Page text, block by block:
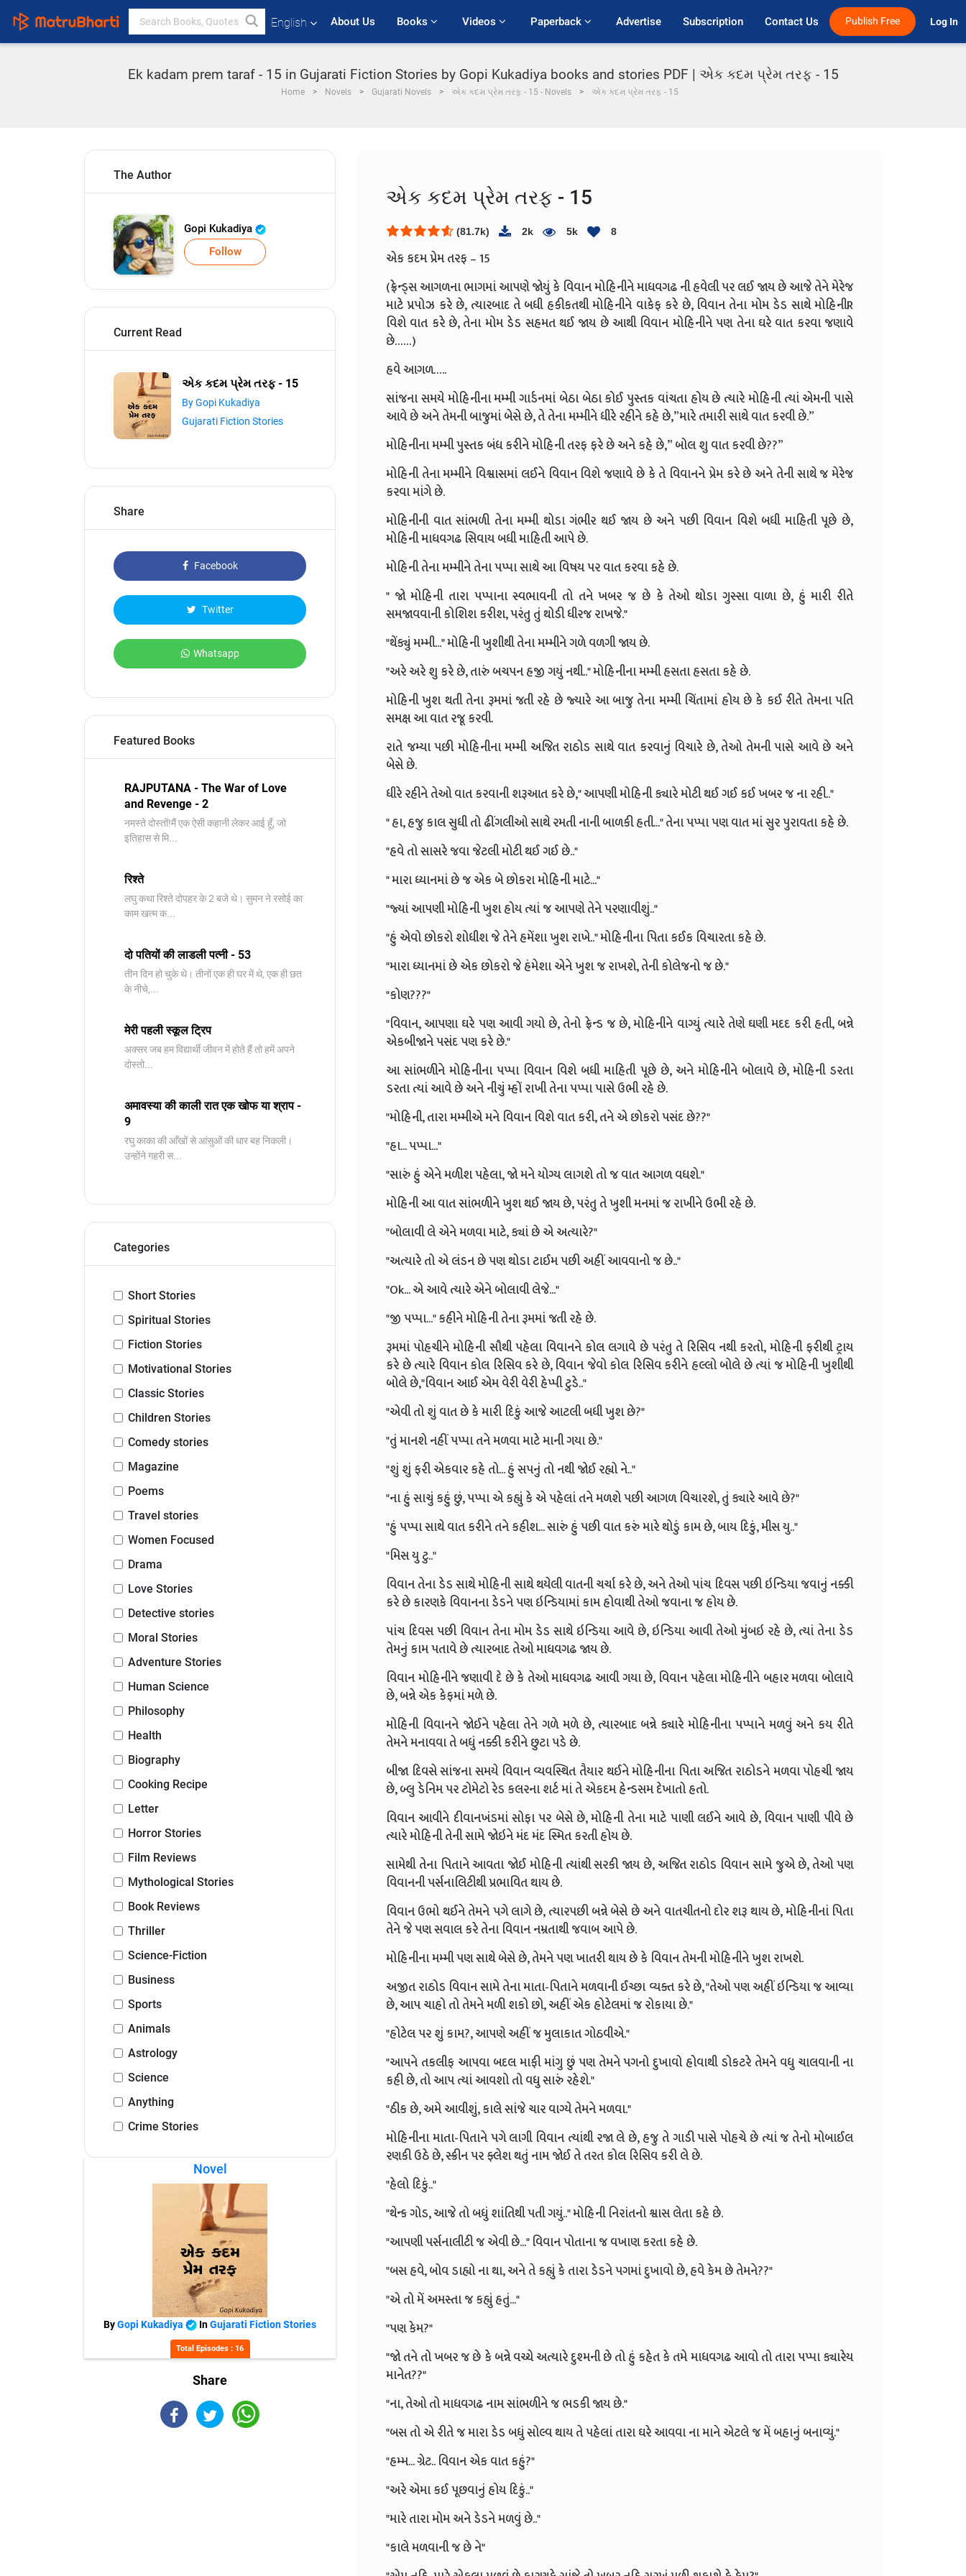
English About Us Books Videos Paperback Advertise Subscription Contact Us Publish Free Log In
Ek kadam prem taraf - 15 in Gujarati Fiction Stories by Gopi Kukadiya books and stories PDF | એક કદમ પ્રેમ તરફ - 15
Home Novels Gujarati Novels એક કદમ પ્રેમ તરફ - 15 - Novels એક કદમ પ્રેમ તરફ - 15
The Author
Gopi Kukadiya
Follow
Current Read
એક કદમ પ્રેમ તરફ - 15
By Gopi Kukadiya
Gujarati Fiction Stories
Share
Facebook
Twitter
Whatsapp
Featured Books
RAJPUTANA - The War of Love
and Revenge - 2
नमस्ते दोस्तों!मैं एक ऐसी कहानी लेकर आई हूँ, जो
इतिहास से मि...
रिश्ते
लघु कथा रिश्ते दोपहर के 2 बजे थे। सुमन ने रसोई का
काम खत्म क...
दो पतियों की लाडली पत्नी - 53
तीन दिन हो चुके थे। तीनों एक ही घर में थे, एक ही छत
के नीचे,...
मेरी पहली स्कूल ट्रिप
अक्सर जब हम विद्यार्थी जीवन में होते हैं तो हमें अपने
दोस्तो...
अमावस्या की काली रात एक खोफ या श्राप -
9
रघु काका की आँखों से आंसुओं की धार बह निकली।
उन्होंने गहरी स...
Categories
Short Stories
Spiritual Stories
Fiction Stories
Motivational Stories
Classic Stories
Children Stories
Comedy stories
Magazine
Poems
Travel stories
Women Focused
Drama
Love Stories
Detective stories
Moral Stories
Adventure Stories
Human Science
Philosophy
Health
Biography
Cooking Recipe
Letter
Horror Stories
Film Reviews
Mythological Stories
Book Reviews
Thriller
Science-Fiction
Business
Sports
Animals
Astrology
Science
Anything
Crime Stories
Novel
ByGopi Kukadiya InGujarati Fiction Stories
Total Episodes : 16
Share
એક કદમ પ્રેમ તરફ - 15
(81.7k) 2k 5k 8
એક કદમ પ્રેમ તરફ – 15
(ફ્રેન્ડ્સ આગળના ભાગમાં આપણે જોયું કે વિવાન મોહિનીને માધવગઢ ની હવેલી પર લઈ જાય છે આજે તેને મેરેજ
માટે પ્રપોઝ કરે છે, ત્યારબાદ તે બધી હકીકતથી મોહિનીને વાકેફ કરે છે, વિવાન તેના મોમ ડેડ સાથે મોહિનીR
વિશે વાત કરે છે, તેના મોમ ડેડ સહમત થઈ જાય છે આથી વિવાન મોહિનીને પણ તેના ઘરે વાત કરવા જણાવે
છે……)
હવે આગળ…..
સાંજના સમયે મોહિનીના મમ્મી ગાર્ડનમાં બેઠા બેઠા કોઈ પુસ્તક વાંચતા હોય છે ત્યારે મોહિની ત્યાં એમની પાસે
આવે છે અને તેમની બાજુમાં બેસે છે, તે તેના મમ્મીને ધીરે રહીને કહે છે,”મારે તમારી સાથે વાત કરવી છે.”
મોહિનીના મમ્મી પુસ્તક બંધ કરીને મોહિની તરફ ફરે છે અને કહે છે,” બોલ શુ વાત કરવી છે??”
મોહિની તેના મમ્મીને વિશ્વાસમાં લઈને વિવાન વિશે જણાવે છે કે તે વિવાનને પ્રેમ કરે છે અને તેની સાથે જ મેરેજ
કરવા માંગે છે.
મોહિનીની વાત સાંભળી તેના મમ્મી થોડા ગંભીર થઈ જાય છે અને પછી વિવાન વિશે બધી માહિતી પૂછે છે,
મોહિની માધવગઢ સિવાય બધી માહિતી આપે છે.
મોહિની તેના મમ્મીને તેના પપ્પા સાથે આ વિષય પર વાત કરવા કહે છે.
" જો મોહિની તારા પપ્પાના સ્વભાવની તો તને ખબર જ છે કે તેઓ થોડા ગુસ્સા વાળા છે, હું મારી રીતે
સમજાવવાની કોશિશ કરીશ, પરંતુ તું થોડી ધીરજ રાખજે."
"થેંક્યું મમ્મી..." મોહિની ખુશીથી તેના મમ્મીને ગળે વળગી જાય છે.
"અરે અરે શુ કરે છે, તારું બચપન હજી ગયું નથી.." મોહિનીના મમ્મી હસતા હસતા કહે છે.
મોહિની ખુશ થતી તેના રૂમમાં જતી રહે છે જ્યારે આ બાજુ તેના મમ્મી ચિંતામાં હોય છે કે કઈ રીતે તેમના પતિ
સમક્ષ આ વાત રજૂ કરવી.
રાતે જમ્યા પછી મોહિનીના મમ્મી અજિત રાઠોડ સાથે વાત કરવાનું વિચારે છે, તેઓ તેમની પાસે આવે છે અને
બેસે છે.
ધીરે રહીને તેઓ વાત કરવાની શરૂઆત કરે છે," આપણી મોહિની ક્યારે મોટી થઈ ગઈ કઈ ખબર જ ના રહી.."
" હા, હજુ કાલ સુધી તો ઢીંગલીઓ સાથે રમતી નાની બાળકી હતી..." તેના પપ્પા પણ વાત માં સુર પુરાવતા કહે છે.
"હવે તો સાસરે જવા જેટલી મોટી થઈ ગઈ છે.."
" મારા ધ્યાનમાં છે જ એક બે છોકરા મોહિની માટે..."
"જ્યાં આપણી મોહિની ખુશ હોય ત્યાં જ આપણે તેને પરણાવીશું.."
"હું એવો છોકરો શોધીશ જે તેને હમેંશા ખુશ રાખે.." મોહિનીના પિતા કઈક વિચારતા કહે છે.
"મારા ધ્યાનમાં છે એક છોકરો જે હંમેશા એને ખુશ જ રાખશે, તેની કોલેજનો જ છે."
"કોણ???"
"વિવાન, આપણા ઘરે પણ આવી ગયો છે, તેનો ફ્રેન્ડ જ છે, મોહિનીને વાગ્યું ત્યારે તેણે ઘણી મદદ કરી હતી, બન્ને
એકબીજાને પસંદ પણ કરે છે."
આ સાંભળીને મોહિનીના પપ્પા વિવાન વિશે બધી માહિતી પૂછે છે, અને મોહિનીને બોલાવે છે, મોહિની ડરતા
ડરતા ત્યાં આવે છે અને નીચું મ્હોં રાખી તેના પપ્પા પાસે ઉભી રહે છે.
"મોહિની, તારા મમ્મીએ મને વિવાન વિશે વાત કરી, તને એ છોકરો પસંદ છે??"
"હા... પપ્પા..."
"સારું હું એને મળીશ પહેલા, જો મને યોગ્ય લાગશે તો જ વાત આગળ વધશે."
મોહિની આ વાત સાંભળીને ખુશ થઈ જાય છે, પરંતુ તે ખુશી મનમાં જ રાખીને ઉભી રહે છે.
"બોલાવી લે એને મળવા માટે, ક્યાં છે એ અત્યારે?"
"અત્યારે તો એ લંડન છે પણ થોડા ટાઈમ પછી અહીં આવવાનો જ છે.."
"Ok... એ આવે ત્યારે એને બોલાવી લેજે..."
"જી પપ્પા..." કહીને મોહિની તેના રૂમમાં જતી રહે છે.
રૂમમાં પોહચીને મોહિની સૌથી પહેલા વિવાનને કોલ લગાવે છે પરંતુ તે રિસિવ નથી કરતો, મોહિની ફરીથી ટ્રાય
કરે છે ત્યારે વિવાન કોલ રિસિવ કરે છે, વિવાન જેવો કોલ રિસિવ કરીને હલ્લો બોલે છે ત્યાં જ મોહિની ખુશીથી
બોલે છે,"વિવાન આઈ એમ વેરી વેરી હેપ્પી ટુડે.."
"એવી તો શું વાત છે કે મારી દિકું આજે આટલી બધી ખુશ છે?"
"તું માનશે નહીં પપ્પા તને મળવા માટે માની ગયા છે."
"શું શું ફરી એકવાર કહે તો... હું સપનું તો નથી જોઈ રહ્યો ને.."
"ના હું સાચું કહું છું, પપ્પા એ કહ્યું કે એ પહેલાં તને મળશે પછી આગળ વિચારશે, તું ક્યારે આવે છે?"
"હું પપ્પા સાથે વાત કરીને તને કહીશ... સારું હું પછી વાત કરું મારે થોડું કામ છે, બાય દિકું, મીસ યુ.."
"મિસ યુ ટુ.."
વિવાન તેના ડેડ સાથે મોહિની સાથે થયેલી વાતની ચર્ચા કરે છે, અને તેઓ પાંચ દિવસ પછી ઇન્ડિયા જવાનું નક્કી
કરે છે કારણકે વિવાનના ડેડને પણ ઇન્ડિયામાં કામ હોવાથી તેઓ જવાના જ હોય છે.
પાંચ દિવસ પછી વિવાન તેના મોમ ડેડ સાથે ઇન્ડિયા આવે છે, ઇન્ડિયા આવી તેઓ મુંબઇ રહે છે, ત્યાં તેના ડેડ
તેમનું કામ પતાવે છે ત્યારબાદ તેઓ માધવગઢ જાય છે.
વિવાન મોહિનીને જણાવી દે છે કે તેઓ માધવગઢ આવી ગયા છે, વિવાન પહેલા મોહિનીને બહાર મળવા બોલાવે
છે, બન્ને એક કેફમાં મળે છે.
મોહિની વિવાનને જોઈને પહેલા તેને ગળે મળે છે, ત્યારબાદ બન્ને ક્યારે મોહિનીના પપ્પાને મળવું અને કય રીતે
તેમને મનાવવા તે બધું નક્કી કરીને છુટા પડે છે.
બીજા દિવસે સાંજના સમયે વિવાન વ્યવસ્થિત તૈયાર થઈને મોહિનીના પિતા અજિત રાઠોડને મળવા પોહચી જાય
છે, બ્લુ ડેનિમ પર ટોમેટો રેડ કલરના શર્ટ માં તે એકદમ હેન્ડસમ દેખાતો હતો.
વિવાન આવીને દીવાનખંડમાં સોફા પર બેસે છે, મોહિની તેના માટે પાણી લઈને આવે છે, વિવાન પાણી પીવે છે
ત્યારે મોહિની તેની સામે જોઇને મંદ મંદ સ્મિત કરતી હોય છે.
સામેથી તેના પિતાને આવતા જોઈ મોહિની ત્યાંથી સરકી જાય છે, અજિત રાઠોડ વિવાન સામે જુએ છે, તેઓ પણ
વિવાનની પર્સનાલિટીથી પ્રભાવિત થાય છે.
વિવાન ઉભો થઈને તેમને પગે લાગે છે, ત્યારપછી બન્ને બેસે છે અને વાતચીતનો દોર શરૂ થાય છે, મોહિનીનાં પિતા
તેને જે પણ સવાલ કરે તેના વિવાન નમ્રતાથી જવાબ આપે છે.
મોહિનીના મમ્મી પણ સાથે બેસે છે, તેમને પણ ખાતરી થાય છે કે વિવાન તેમની મોહિનીને ખુશ રાખશે.
અજીત રાઠોડ વિવાન સામે તેના માતા-પિતાને મળવાની ઈચ્છા વ્યક્ત કરે છે, "તેઓ પણ અહીં ઇન્ડિયા જ આવ્યા
છે, આપ ચાહો તો તેમને મળી શકો છો, અહીં એક હોટેલમાં જ રોકાયા છે."
"હોટેલ પર શું કામ?, આપણે અહીં જ મુલાકાત ગોઠવીએ."
"આપને તકલીફ આપવા બદલ માફી માંગુ છું પણ તેમને પગનો દુખાવો હોવાથી ડોકટરે તેમને વધુ ચાલવાની ના
કહી છે, તો આપ ત્યાં આવશો તો વધુ સારું રહેશે."
"ઠીક છે, અમે આવીશું, કાલે સાંજે ચાર વાગ્યે તેમને મળવા."
મોહિનીના માતા-પિતાને પગે લાગી વિવાન ત્યાંથી રજા લે છે, હજુ તે ગાડી પાસે પોહચે છે ત્યાં જ તેનો મોબાઈલ
રણકી ઉઠે છે, સ્ક્રીન પર ફ્લેશ થતું નામ જોઈ તે તરત કોલ રિસિવ કરી લે છે.
"હેલો દિકું.."
"થેન્ક ગોડ, આજે તો બધું શાંતિથી પતી ગયું.." મોહિની નિરાંતનો શ્વાસ લેતા કહે છે.
"આપણી પર્સનાલીટી જ એવી છે..." વિવાન પોતાના જ વખાણ કરતા કહે છે.
"બસ હવે, બોવ ડાહ્યો ના થા, અને તે કહ્યું કે તારા ડેડને પગમાં દુખાવો છે, હવે કેમ છે તેમને??"
"એ તો મેં અમસ્તા જ કહ્યું હતું..."
"પણ કેમ?"
"જો તને તો ખબર જ છે કે બન્ને વચ્ચે અત્યારે દુશ્મની છે તો હું કહેત કે તમે માધવગઢ આવો તો તારા પપ્પા ક્યારેય
માનેત??"
"ના, તેઓ તો માધવગઢ નામ સાંભળીને જ ભડકી જાય છે."
"બસ તો એ રીતે જ મારા ડેડ બધું સોલ્વ થાય તે પહેલાં તારા ઘરે આવવા ના માને એટલે જ મેં બહાનું બનાવ્યું."
"હમ્મ... ગ્રેટ.. વિવાન એક વાત કહું?"
"અરે એમા કઈ પૂછવાનું હોય દિકું.."
"મારે તારા મોમ અને ડેડને મળવું છે.."
"કાલે મળવાની જ છે ને"